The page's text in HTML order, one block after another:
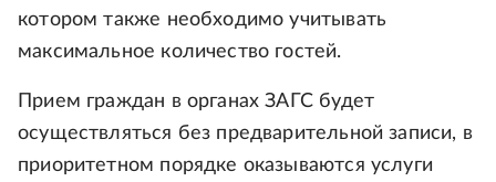
котором также необходимо учитывать
максимальное количество гостей.
Прием граждан в органах ЗАГС будет
осуществляться без предварительной записи, в
приоритетном порядке оказываются услуги